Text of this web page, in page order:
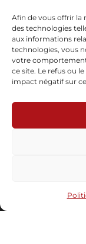
Afin de vous offrir la
des technologies
aux informations
technologies, vous
votre
ce site. Le refus ou
impact négatif sur
En stock
Demande